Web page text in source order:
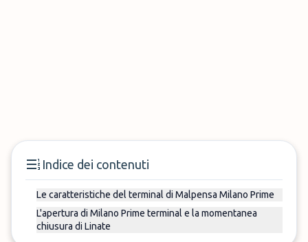
Indice dei contenuti
Le caratteristiche del terminal di Malpensa Milano Prime
L'apertura di Milano Prime terminal e la momentanea
chiusura di Linate